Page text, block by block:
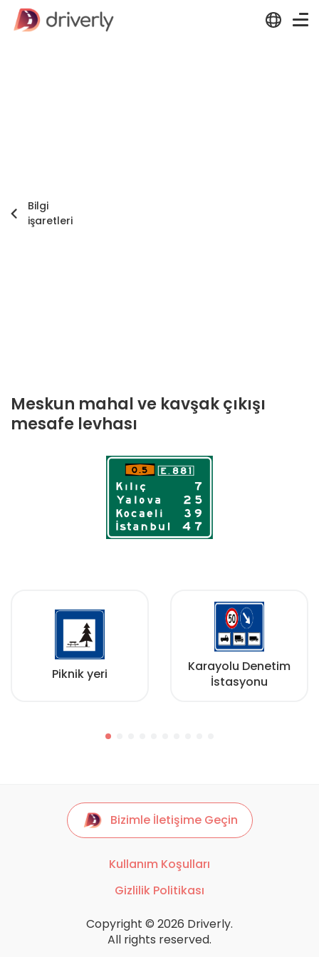
Bilgi
işaretleri
Meskun mahal ve kavşak çıkışı
mesafe levhası
Piknik yeri
Karayolu Denetim
İstasyonu
Bizimle İletişime Geçin
Kullanım Koşulları
Gizlilik Politikası
Copyright © 2026 Driverly.
All rights reserved.